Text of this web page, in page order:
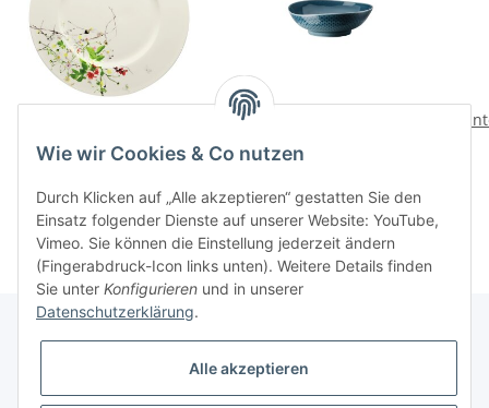
Platzteller 33 Fahne
105,00 CHF*
Junto Ocean Blue Bowl
25,00 CHF
Wie wir Cookies & Co nutzen
Durch Klicken auf „Alle akzeptieren“ gestatten Sie den
Einsatz folgender Dienste auf unserer Website: YouTube,
Vimeo. Sie können die Einstellung jederzeit ändern
(Fingerabdruck-Icon links unten). Weitere Details finden
Sie unter Konfigurieren und in unserer
Datenschutzerklärung.
Alle akzeptieren